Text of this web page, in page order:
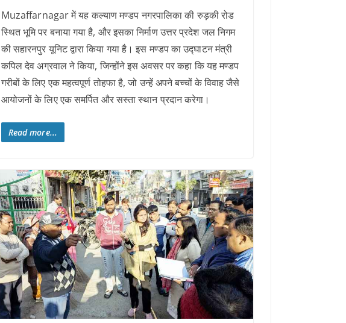
Muzaffarnagar में यह कल्याण मण्डप नगरपालिका की रुड़की रोड
स्थित भूमि पर बनाया गया है, और इसका निर्माण उत्तर प्रदेश जल निगम
की सहारनपुर यूनिट द्वारा किया गया है। इस मण्डप का उद्घाटन मंत्री
कपिल देव अग्रवाल ने किया, जिन्होंने इस अवसर पर कहा कि यह मण्डप
गरीबों के लिए एक महत्वपूर्ण तोहफा है, जो उन्हें अपने बच्चों के विवाह जैसे
आयोजनों के लिए एक समर्पित और सस्ता स्थान प्रदान करेगा।
Read more...